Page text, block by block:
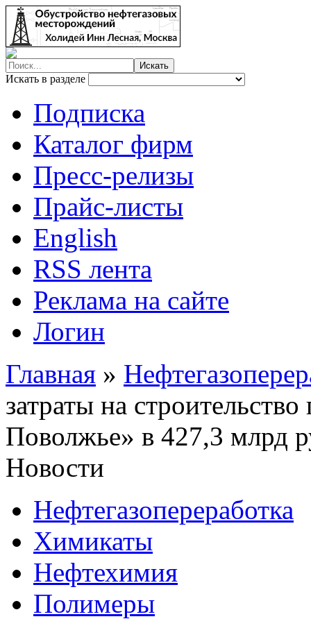
Искать в разделе
Подписка
Каталог фирм
Пресс-релизы
Прайс-листы
English
RSS лента
Реклама на сайте
Логин
Главная »
затраты на
Поволжье» в 427,3 млрд
Новости
Нефтегазопереработка
Химикаты
Нефтехимия
Полимеры